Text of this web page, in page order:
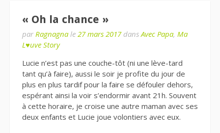
« Oh la chance »
par Ragnagna le 27 mars 2017dans Avec Papa, Ma
L♥uve Story
Lucie n’est pas une couche-tôt (ni une lève-tard
tant qu’à faire), aussi le soir je profite du jour de
plus en plus tardif pour la faire se défouler dehors,
espérant ainsi la voir s’endormir avant 21h. Souvent
à cette horaire, je croise une autre maman avec ses
deux enfants et Lucie joue volontiers avec eux.